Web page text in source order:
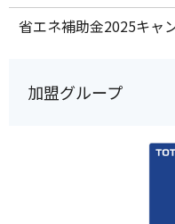
省エネ補助金2025キャ
加盟グループ